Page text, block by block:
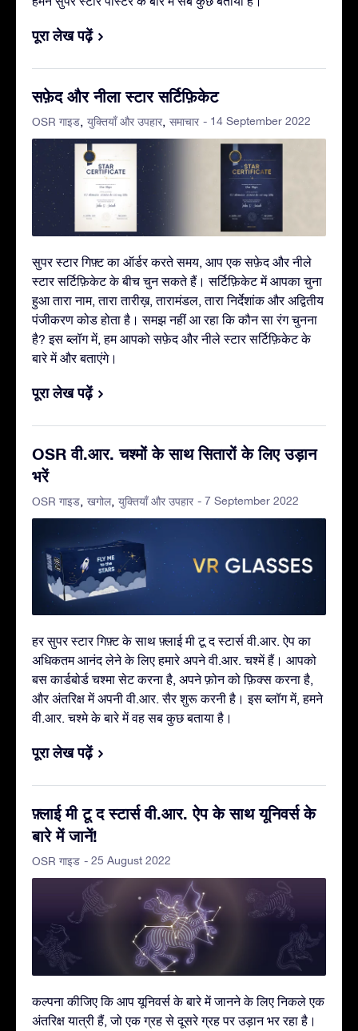
पूरा लेख पढ़ें
सफ़ेद और नीला स्टार सर्टिफ़िकेट
OSR गाइड युक्तियाँ और उपहार समाचार - 14 September 2022
सुपर स्टार गिफ़्ट का ऑर्डर करते समय, आप एक सफ़ेद और नीले
स्टार सर्टिफ़िकेट के बीच चुन सकते हैं। सर्टिफ़िकेट में आपका चुना
हुआ तारा नाम, तारा तारीख़, तारामंडल, तारा निर्देशांक और अद्वितीय
पंजीकरण कोड होता है। समझ नहीं आ रहा कि कौन सा रंग चुनना
है? इस ब्लॉग में, हम आपको सफ़ेद और नीले स्टार सर्टिफ़िकेट के
बारे में और बताएंगे।
पूरा लेख पढ़ें
OSR वी.आर. चश्मों के साथ सितारों के लिए उड़ान
भरें
OSR गाइड खगोल युक्तियाँ और उपहार - 7 September 2022
हर सुपर स्टार गिफ़्ट के साथ फ़्लाई मी टू द स्टार्स वी.आर. ऐप का
अधिकतम आनंद लेने के लिए हमारे अपने वी.आर. चश्में हैं। आपको
बस कार्डबोर्ड चश्मा सेट करना है, अपने फ़ोन को फ़िक्स करना है,
और अंतरिक्ष में अपनी वी.आर. सैर शुरू करनी है। इस ब्लॉग में, हमने
वी.आर. चश्मे के बारे में वह सब कुछ बताया है।
पूरा लेख पढ़ें
फ़्लाई मी टू द स्टार्स वी.आर. ऐप के साथ यूनिवर्स के
बारे में जानें!
OSR गाइड - 25 August 2022
कल्पना कीजिए कि आप यूनिवर्स के बारे में जानने के लिए निकले एक
अंतरिक्ष यात्री हैं, जो एक ग्रह से दूसरे ग्रह पर उड़ान भर रहा है।